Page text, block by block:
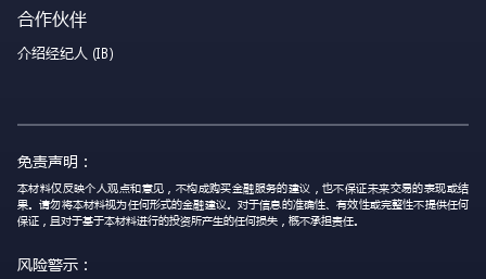
合作伙伴
介绍经纪人 (IB)
免责声明：
本材料仅反映个人观点和意见，不构成购买金融服务的建议，也不保证未来交易的表现或结
果。请勿将本材料视为任何形式的金融建议。对于信息的准确性、有效性或完整性不提供任何
保证，且对于基于本材料进行的投资所产生的任何损失，概不承担责任。
风险警示：